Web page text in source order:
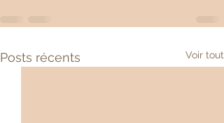
Posts récents Voir tout